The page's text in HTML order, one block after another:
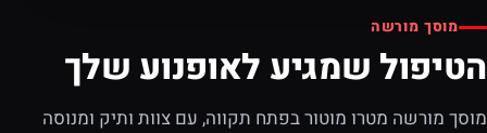
מוסך מורשה
הטיפול שמגיע לאופנוע שלך
מוסך מורשה מטרו מוטור בפתח תקווה, עם צוות ותיק ומנוסה